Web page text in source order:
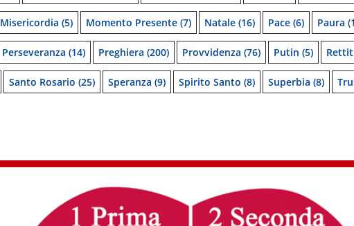
Misericordia (5) Momento Presente (7) Natale (16) Pace (6) Paura
Perseveranza (14) Preghiera (200) Provvidenza (76) Putin (5)
Santo Rosario (25) Speranza (9) Spirito Santo (8) Superbia (8)